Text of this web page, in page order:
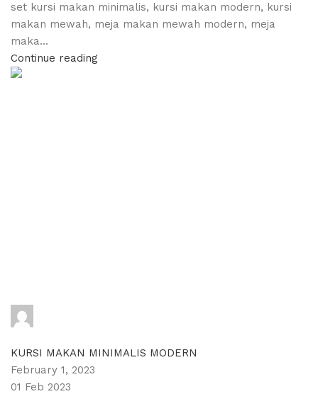
set kursi makan minimalis, kursi makan modern, kursi
makan mewah, meja makan mewah modern, meja
maka...
Continue reading
KURSI MAKAN MINIMALIS MODERN
February 1, 2023
01 Feb 2023